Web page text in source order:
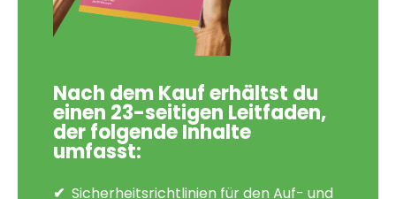
Nach dem Kauf erhältst du
einen 23-seitigen Leitfaden,
der folgende Inhalte
umfasst:
Sicherheitsrichtlinien für den Auf- und